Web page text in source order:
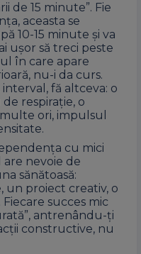
de 15 minute”. Fie
aceasta se
10-15 minute şi va
uşor să treci peste
în care apare
nu-i da curs.
fă altceva: o
respirație, o
ori, impulsul
cu mici
are nevoie de
sănătoasă:
un proiect creativ, o
succes mic
antrenându-ți
constructive, nu